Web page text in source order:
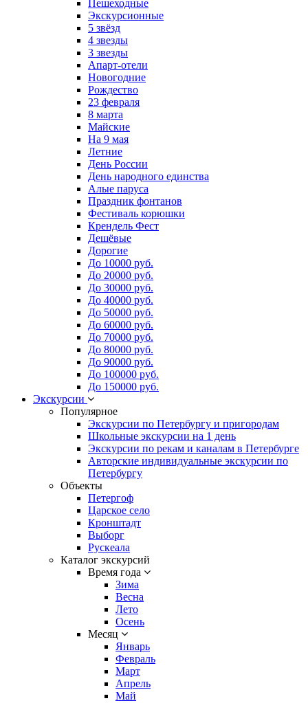
Пешеходные
Экскурсионные
5 звёзд
4 звезды
3 звезды
Апарт-отели
Новогодние
Рождество
23 февраля
8 марта
Майские
На 9 мая
Летние
День России
День народного единства
Алые паруса
Праздник фонтанов
Фестиваль корюшки
Крендель Фест
Дешёвые
Дорогие
До 10000 руб.
До 20000 руб.
До 30000 руб.
До 40000 руб.
До 50000 руб.
До 60000 руб.
До 70000 руб.
До 80000 руб.
До 90000 руб.
До 100000 руб.
До 150000 руб.
Экскурсии
Популярное
Экскурсии по Петербургу и пригородам
Школьные экскурсии на 1 день
Экскурсии по рекам и каналам в Петербурге
Авторские индивидуальные экскурсии по
Петербургу
Объекты
Петергоф
Царское село
Кронштадт
Выборг
Рускеала
Каталог экскурсий
Время года
Зима
Весна
Лето
Осень
Месяц
Январь
Февраль
Март
Апрель
Май